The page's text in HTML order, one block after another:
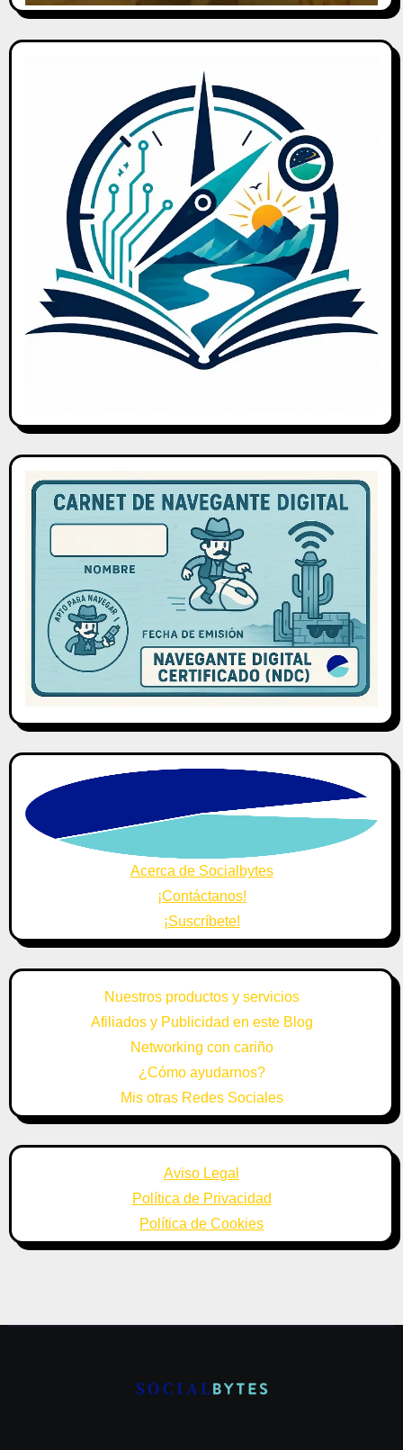
Acerca de Socialbytes
¡Contáctanos!
¡Suscríbete!
Nuestros productos y servicios
Afiliados y Publicidad en este Blog
Networking con cariño
¿Cómo ayudarnos?
Mis otras Redes Sociales
Aviso Legal
Política de Privacidad
Política de Cookies